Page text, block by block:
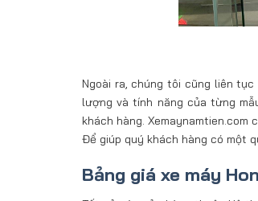
Ngoài ra, chúng tôi cũng liên
lượng và tính năng của từng
khách hàng.
Để giúp quý khách hàng có một
Bảng giá xe máy